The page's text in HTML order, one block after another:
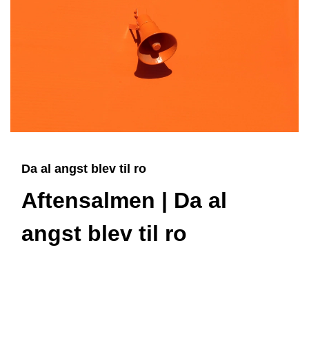
Da al angst blev til ro
Aftensalmen | Da al
angst blev til ro